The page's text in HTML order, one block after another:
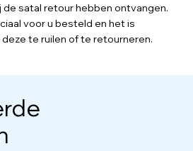
satal retour hebben ontvangen.
voor u besteld en het is
te ruilen of te retourneren.